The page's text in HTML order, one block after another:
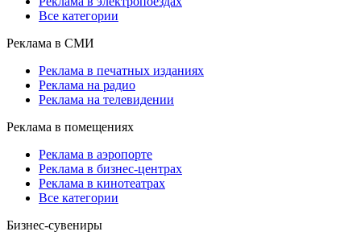
Все категории
Реклама в СМИ
Реклама в печатных изданиях
Реклама на радио
Реклама на телевидении
Реклама в помещениях
Реклама в аэропорте
Реклама в бизнес-центрах
Реклама в кинотеатрах
Все категории
Бизнес-сувениры